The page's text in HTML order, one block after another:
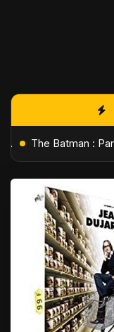
L'Âge de Glace : Le Réveil du Volcan – Manny, Sid et Diego de retour pour une aventure explosive